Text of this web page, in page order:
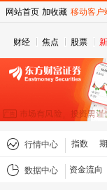
财经 焦点 股票
行情中心 指数
数据中心 资金流向
网站首页 加收藏 移动客户